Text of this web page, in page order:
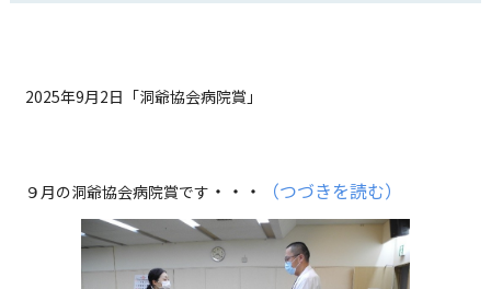
2025年9月2日「洞爺協会病院賞」
９月の洞爺協会病院賞です ・ ・・ （つづきを読む）